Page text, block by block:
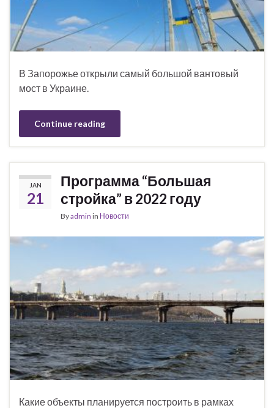
В Запорожье открыли самый большой вантовый
мост в Украине.
Continue reading
JAN
21
Программа “Большая
стройка” в 2022 году
Byadmin in Новости
Какие объекты планируется построить в рамках